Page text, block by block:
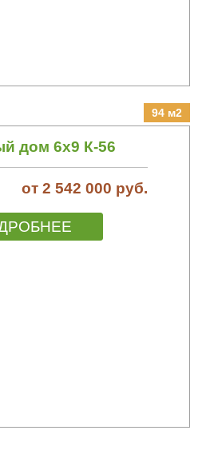
94 м2
дом 6х9 К-56
от 2 542 000 руб.